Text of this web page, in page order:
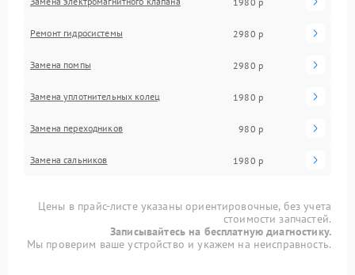
Ремонт гидросистемы 2980 р
Замена помпы 2980 р
Замена уплотнительных колец 1980 р
Замена переходников 980 р
Замена сальников 1980 р
Цены в прайс-листе указаны ориентировочные, без учета
стоимости запчастей.
Записывайтесь на бесплатную диагностику.
Мы проверим ваше устройство и укажем на неисправность.